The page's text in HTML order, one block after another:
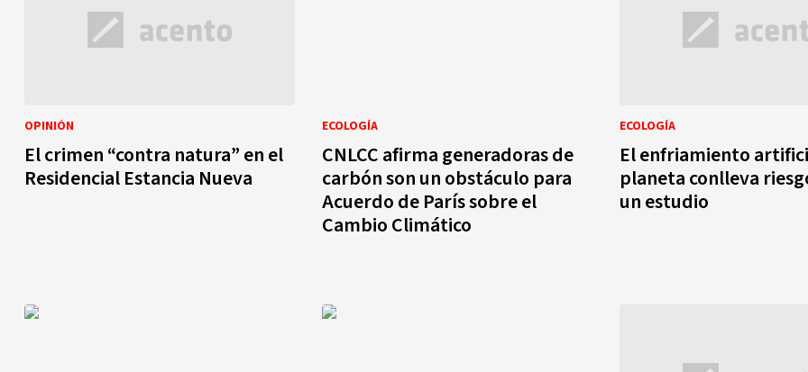
OPINIÓN
El crimen “contra natura” en el
Residencial Estancia Nueva
ECOLOGÍA
CNLCC afirma generadoras de
carbón son un obstáculo para
Acuerdo de París sobre el
Cambio Climático
ECOLOGÍA
El enfriamiento
planeta conlleva
un estudio